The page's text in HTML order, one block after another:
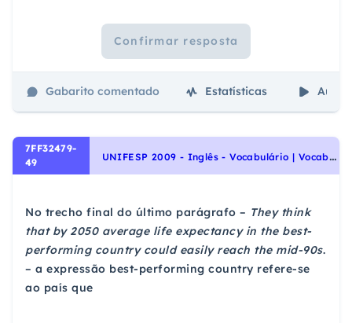
Confirmar resposta
Gabarito comentado Estatísticas Aulas
7FF32479-
49
U
NIFESP 2009 - Inglês - Vocabulário | Vocabulary, Interpretação de texto | Reading comprehension
No trecho final do último parágrafo – They think
that by 2050 average life expectancy in the best-
performing country could easily reach the mid-90s.
– a expressão best-performing country refere-se
ao país que